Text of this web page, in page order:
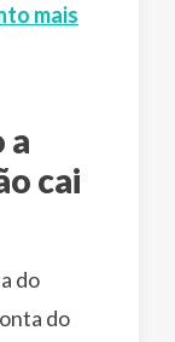
mais
a
cai
do
do